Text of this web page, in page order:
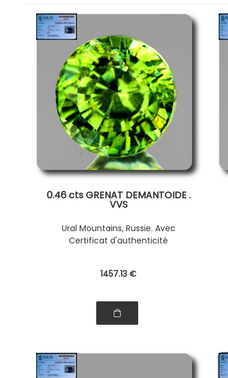
0.46 cts GRENAT DEMANTOIDE .
VVS
Ural Mountains, Russie. Avec
Certificat d'authenticité
1457.13 €